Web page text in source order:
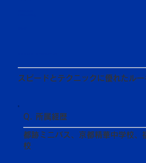
スピードとテクニックに優れたル
Q. 所属経歴
都跡ミニバス、京都精華中学校、
校